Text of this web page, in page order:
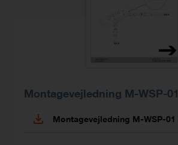
Montagevejledning M-WSP-01
Montagevejledning M-WSP-01